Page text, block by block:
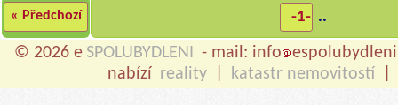
« Předchozí -1- ..
© 2026 e SPOLUBYDLENI - mail: info
nabízí reality katastr nemovitostí